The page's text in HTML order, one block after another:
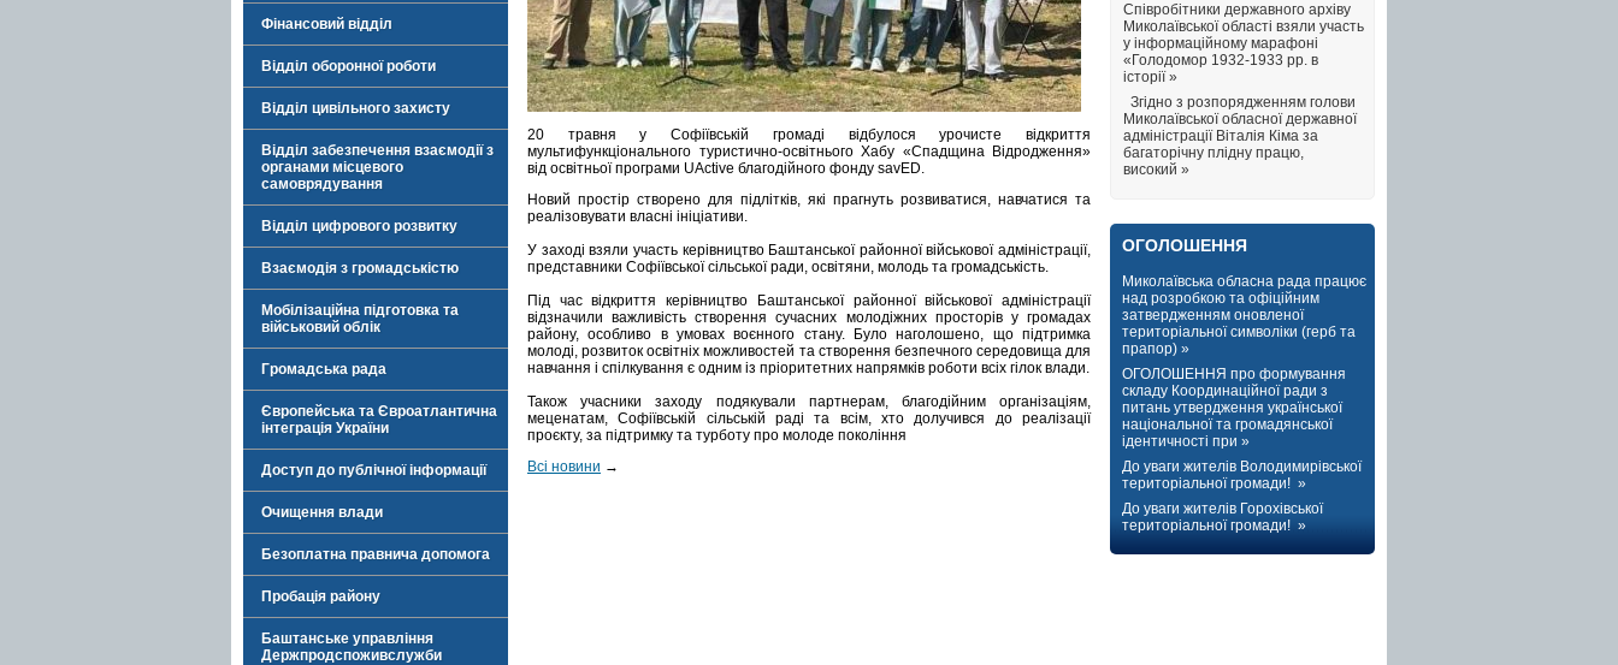
Фінансовий відділ
Відділ оборонної роботи
Відділ цивільного захисту
Відділ забезпечення взаємодії з
органами місцевого
самоврядування
Відділ цифрового розвитку
Взаємодія з громадськістю
Мобілізаційна підготовка та
військовий облік
Громадська рада
Європейська та Євроатлантична
інтеграція України
Доступ до публічної інформації
Очищення влади
Безоплатна правнича допомога
Пробація району
Баштанське управління
Держпродспоживслужби
20 травня у Софіївській громаді відбулося урочисте відкриття
мультифункціонального туристично-освітнього Хабу «Спадщина Відродження»
від освітньої програми UActive благодійного фонду savED.
Новий простір створено для підлітків, які прагнуть розвиватися, навчатися та
реалізовувати власні ініціативи.
У заході взяли участь керівництво Баштанської районної військової адміністрації,
представники Софіївської сільської ради, освітяни, молодь та громадськість.
Під час відкриття керівництво Баштанської районної військової адміністрації
відзначили важливість створення сучасних молодіжних просторів у громадах
району, особливо в умовах воєнного стану. Було наголошено, що підтримка
молоді, розвиток освітніх можливостей та створення безпечного середовища для
навчання і спілкування є одним із пріоритетних напрямків роботи всіх гілок влади.
Також учасники заходу подякували партнерам, благодійним організаціям,
меценатам, Софіївській сільській раді та всім, хто долучився до реалізації
проєкту, за підтримку та турботу про молоде покоління
Всі новини →
Співробітники державного архіву
Миколаївської області взяли участь
у інформаційному марафоні
«Голодомор 1932-1933 рр. в
історії »
Згідно з розпорядженням голови
Миколаївської обласної державної
адміністрації Віталія Кіма за
багаторічну плідну працю,
високий »
ОГОЛОШЕННЯ
Миколаївська обласна рада працює
над розробкою та офіційним
затвердженням оновленої
територіальної символіки (герб та
прапор) »
ОГОЛОШЕННЯ про формування
складу Координаційної ради з
питань утвердження української
національної та громадянської
ідентичності при »
До уваги жителів Володимирівської
територіальної громади! »
До уваги жителів Горохівської
територіальної громади! »